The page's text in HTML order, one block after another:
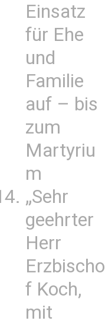
Einsatz
für Ehe
und
Familie
auf – bis
zum
Martyriu
m
„Sehr
geehrter
Herr
Erzbischo
f Koch,
mit